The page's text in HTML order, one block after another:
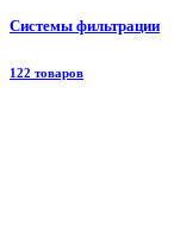
Системы фильтрации
122 товаров